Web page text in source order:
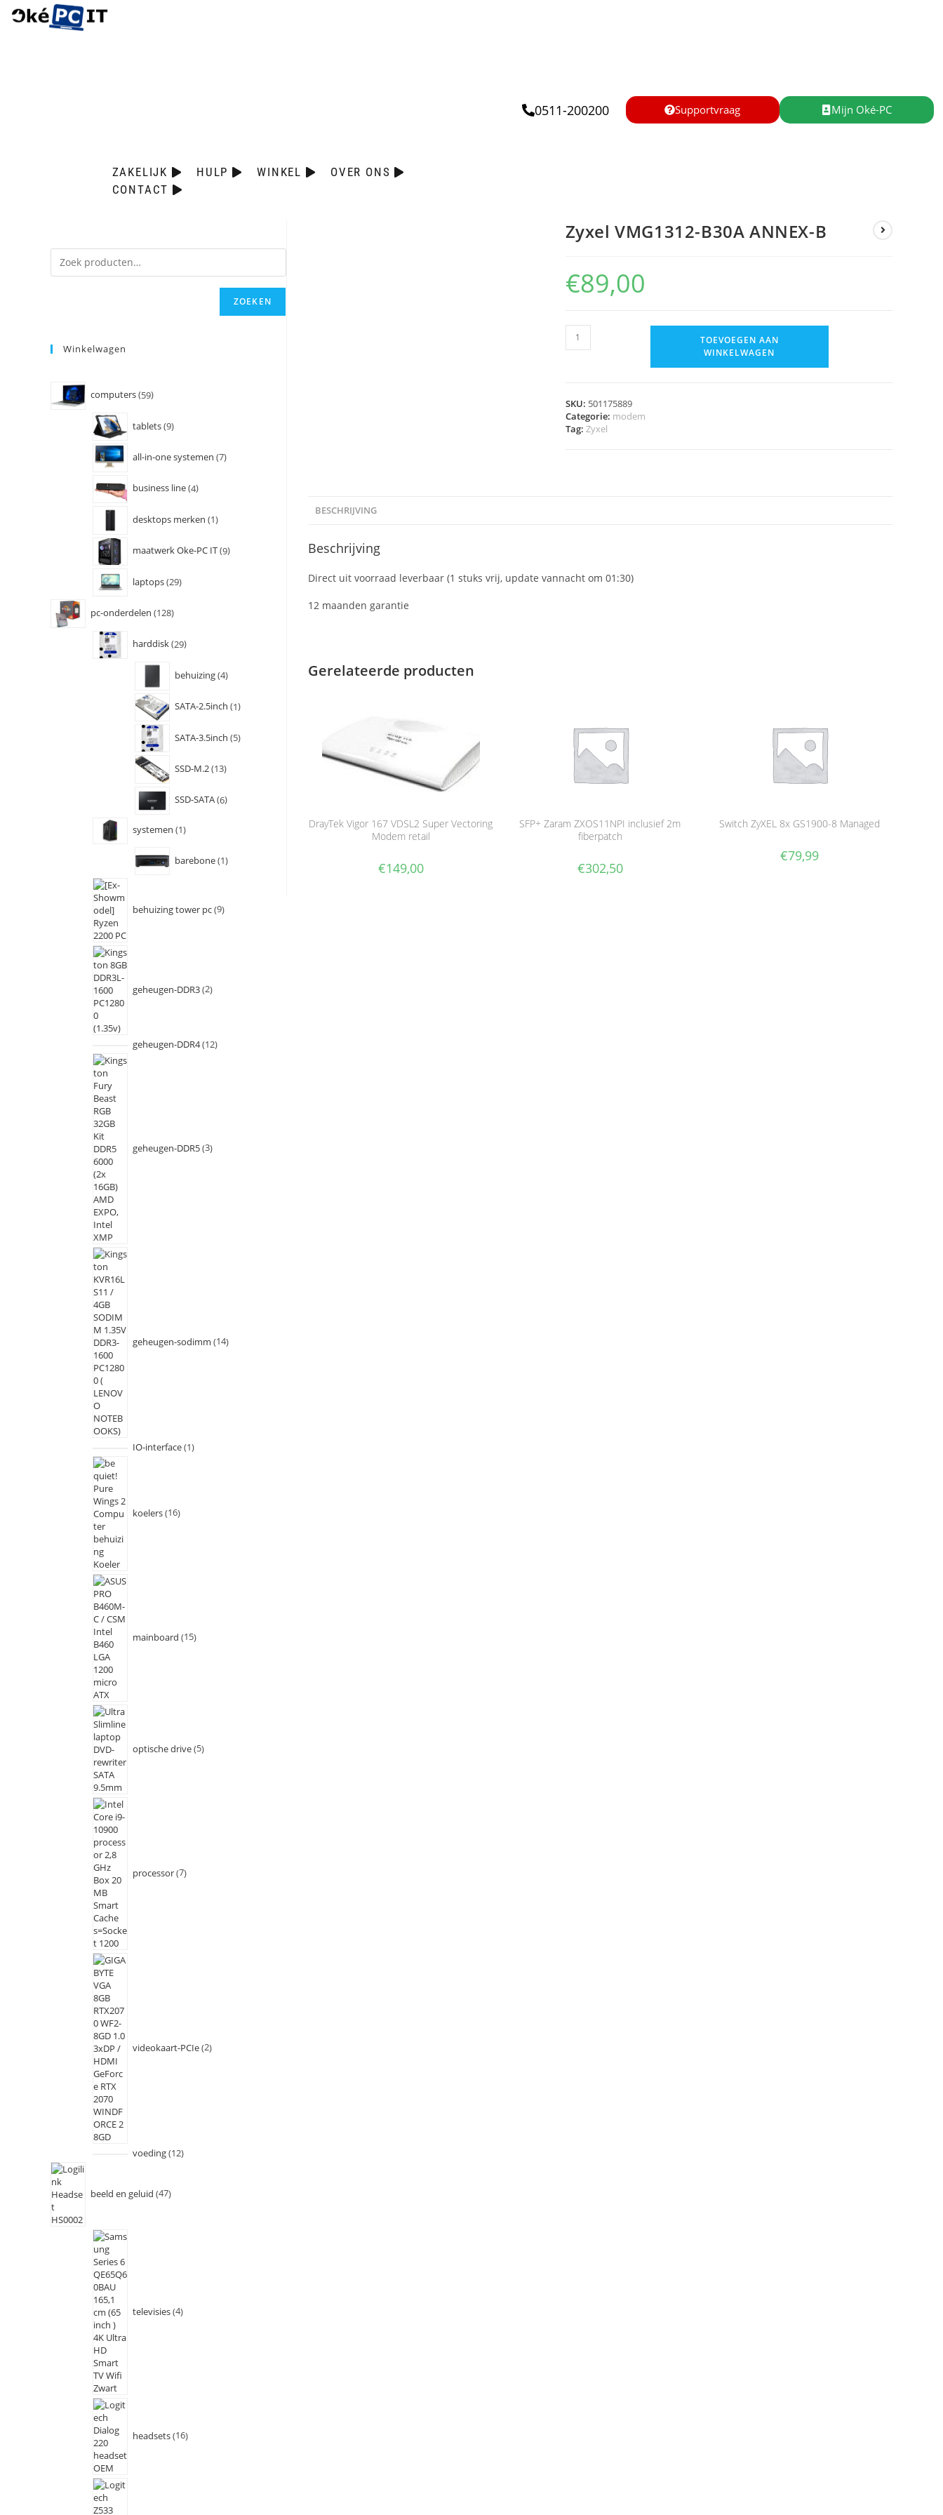
ZAKELIJK HULP WINKEL
OVER ONS
CONTACT
0511-200200 Supportvraag Mijn Oké-PC
Zyxel VMG1312-B30A ANNEX-B
€89,00
TOEVOEGEN AAN
WINKELWAGEN
SKU: 501175889
Categorie: modem
Tag: Zyxel
BESCHRIJVING
Beschrijving
Direct uit voorraad leverbaar (1 stuks vrij, update vannacht om 01:30)
12 maanden garantie
Gerelateerde producten
DrayTek Vigor 167 VDSL2 Super Vectoring
Modem retail
€149,00
SFP+ Zaram ZXOS11NPI inclusief 2m
fiberpatch
€302,50
Switch ZyXEL 8x GS1900-8 Managed
€79,99
ZOEKEN
Winkelwagen
computers 59
tablets 9
all-in-one systemen 7
business line 4
desktops merken 1
maatwerk Oke-PC IT 9
laptops 29
pc-onderdelen 128
harddisk 29
behuizing 4
SATA-2.5inch 1
SATA-3.5inch 5
SSD-M.2 13
SSD-SATA 6
systemen 1
barebone 1
behuizing tower pc 9
geheugen-DDR3 2
geheugen-DDR4 12
geheugen-DDR5 3
geheugen-sodimm 14
IO-interface 1
koelers 16
mainboard 15
optische drive 5
processor 7
videokaart-PCIe 2
voeding 12
beeld en geluid 47
televisies 4
headsets 16